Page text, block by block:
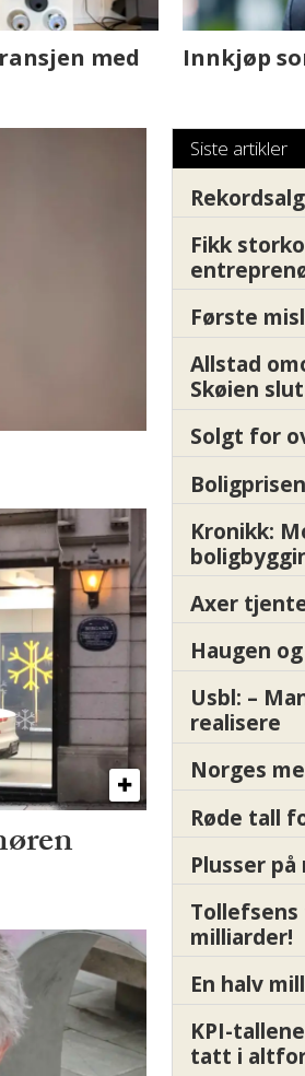
Hvordan Ovtun
Siste artikler
Fikk
Første
Allstad
Skøien
Solgt for
Kronikk:
Axer
Haugen
Usbl: –
realisere
Norges
Røde tall
Plusser
milliarder!
En halv
KPI-
tatt i